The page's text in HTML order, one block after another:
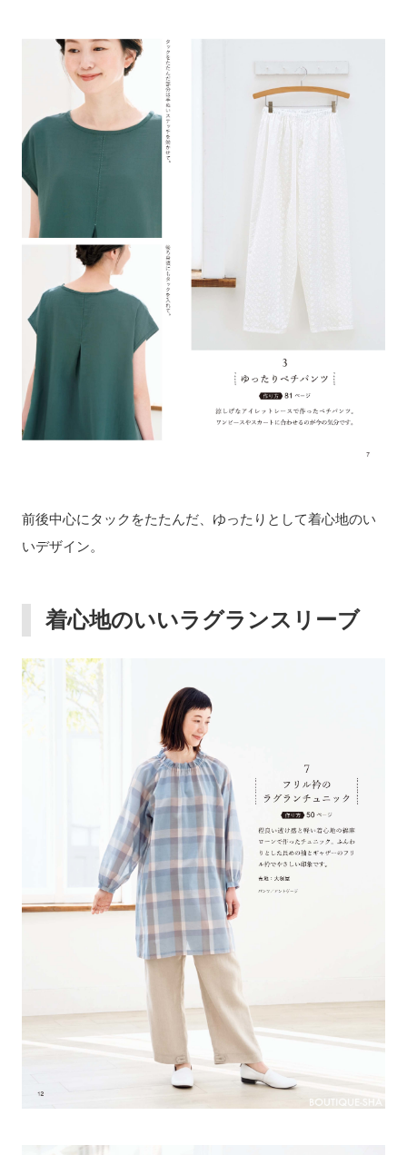
前後中心にタックをたたんだ、ゆったりとして着心地のい
いデザイン。
着心地のいいラグランスリーブ